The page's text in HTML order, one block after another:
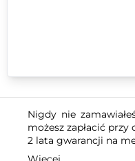
Nigdy nie
możesz zapłacić
2 lata gwarancji na